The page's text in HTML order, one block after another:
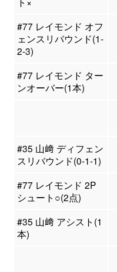
#77 レイモンド オフ
ェンスリバウンド(1-
2-3)
#77 レイモンド ター
ンオーバー(1本)
#35 山﨑 ディフェン
スリバウンド(0-1-1)
#77 レイモンド 2P
シュート○(2点)
#35 山﨑 アシスト(1
本)